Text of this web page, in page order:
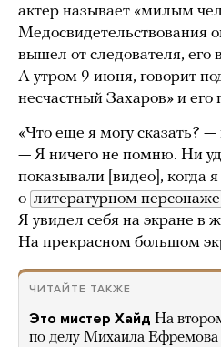
актер называет «милым
Медосвидетельствования
вышел от следователя, его
А утром 9 июня, говорит
несчастный Захаров» и его
«Что еще я могу сказать?
— Я ничего не помню. Ни
показывали [видео], когда
о литературном персонаже
Я увидел себя на экране в
На прекрасном большом
ЧИТАЙТЕ ТАКЖЕ
Это мистер Хайд На
по делу Михаила Ефремова